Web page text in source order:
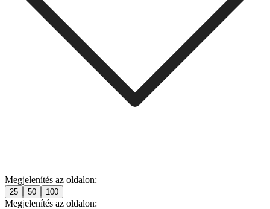
Megjelenítés az oldalon:
25 50 100
Megjelenítés az oldalon: